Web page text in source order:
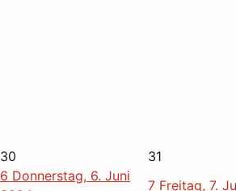
30 31
6 Donnerstag, 6. Juni
7 Freitag, 7.